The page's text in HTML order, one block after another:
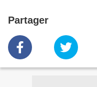
Partager